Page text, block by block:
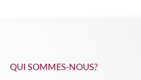
QUI SOMMES-NOUS?